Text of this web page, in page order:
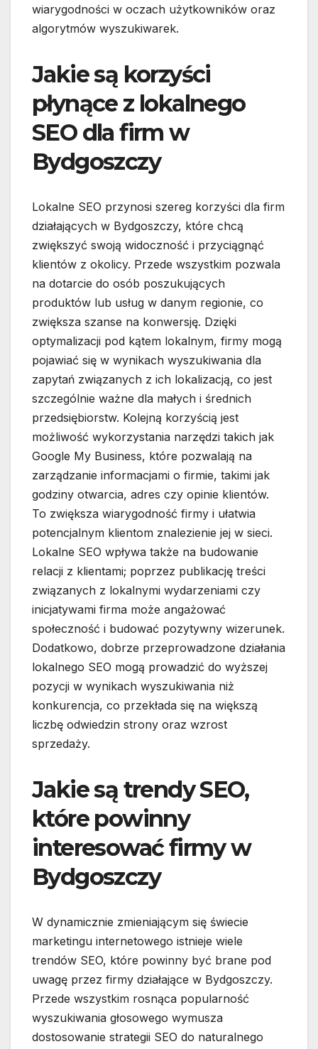
wiarygodności w oczach użytkowników oraz
algorytmów wyszukiwarek.
Jakie są korzyści
płynące z lokalnego
SEO dla firm w
Bydgoszczy
Lokalne SEO przynosi szereg korzyści dla firm
działających w Bydgoszczy, które chcą
zwiększyć swoją widoczność i przyciągnąć
klientów z okolicy. Przede wszystkim pozwala
na dotarcie do osób poszukujących
produktów lub usług w danym regionie, co
zwiększa szanse na konwersję. Dzięki
optymalizacji pod kątem lokalnym, firmy mogą
pojawiać się w wynikach wyszukiwania dla
zapytań związanych z ich lokalizacją, co jest
szczególnie ważne dla małych i średnich
przedsiębiorstw. Kolejną korzyścią jest
możliwość wykorzystania narzędzi takich jak
Google My Business, które pozwalają na
zarządzanie informacjami o firmie, takimi jak
godziny otwarcia, adres czy opinie klientów.
To zwiększa wiarygodność firmy i ułatwia
potencjalnym klientom znalezienie jej w sieci.
Lokalne SEO wpływa także na budowanie
relacji z klientami; poprzez publikację treści
związanych z lokalnymi wydarzeniami czy
inicjatywami firma może angażować
społeczność i budować pozytywny wizerunek.
Dodatkowo, dobrze przeprowadzone działania
lokalnego SEO mogą prowadzić do wyższej
pozycji w wynikach wyszukiwania niż
konkurencja, co przekłada się na większą
liczbę odwiedzin strony oraz wzrost
sprzedaży.
Jakie są trendy SEO,
które powinny
interesować firmy w
Bydgoszczy
W dynamicznie zmieniającym się świecie
marketingu internetowego istnieje wiele
trendów SEO, które powinny być brane pod
uwagę przez firmy działające w Bydgoszczy.
Przede wszystkim rosnąca popularność
wyszukiwania głosowego wymusza
dostosowanie strategii SEO do naturalnego